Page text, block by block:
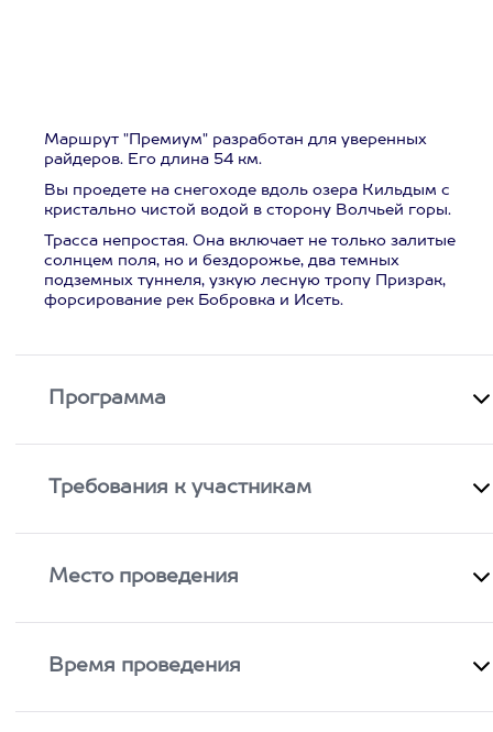
Маршрут "Премиум" разработан для уверенных
райдеров. Его длина 54 км.
Вы проедете на снегоходе вдоль озера Кильдым с
кристально чистой водой в сторону Волчьей горы.
Трасса непростая. Она включает не только залитые
солнцем поля, но и бездорожье, два темных
подземных туннеля, узкую лесную тропу Призрак,
форсирование рек Бобровка и Исеть.
Программа
Требования к участникам
Место проведения
Время проведения